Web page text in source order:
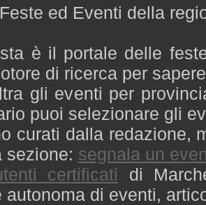
ed Eventi della
è il portale delle
di ricerca per
gli eventi per
puoi selezionare gli
curati dalla redazione,
sezione: segnala un
certificati di
autonoma di eventi,